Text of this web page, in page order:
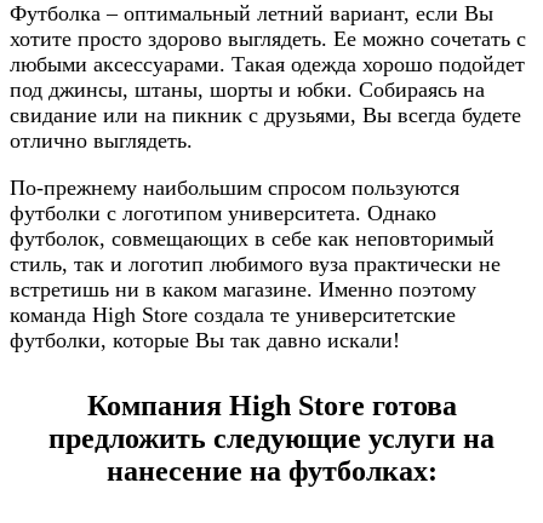
Футболка – оптимальный летний вариант, если Вы
хотите просто здорово выглядеть. Ее можно сочетать с
любыми аксессуарами. Такая одежда хорошо подойдет
под джинсы, штаны, шорты и юбки. Собираясь на
свидание или на пикник с друзьями, Вы всегда будете
отлично выглядеть.
По-прежнему наибольшим спросом пользуются
футболки с логотипом университета. Однако
футболок, совмещающих в себе как неповторимый
стиль, так и логотип любимого вуза практически не
встретишь ни в каком магазине. Именно поэтому
команда High Store создала те университетские
футболки, которые Вы так давно искали!
Компания High Store готова
предложить следующие услуги на
нанесение на футболках: